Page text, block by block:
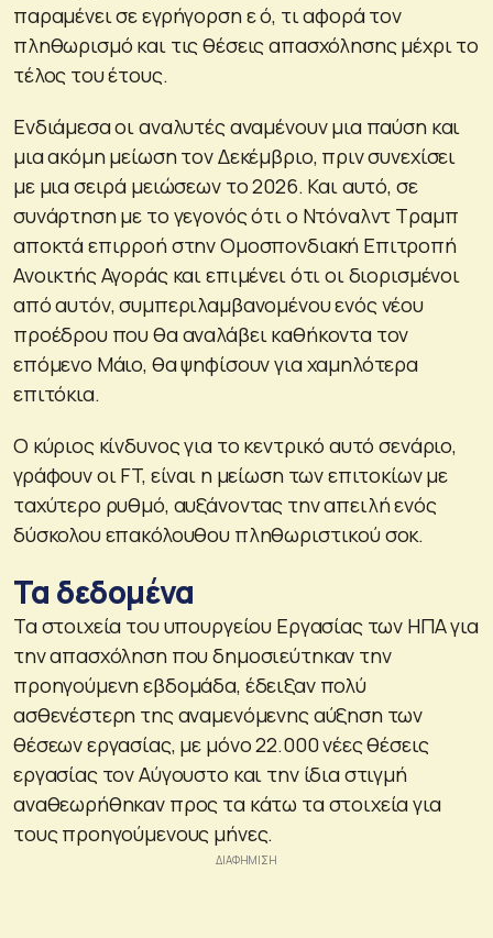
παραμένει σε εγρήγορση ε ό, τι αφορά τον
πληθωρισμό και τις θέσεις απασχόλησης μέχρι το
τέλος του έτους.
Ενδιάμεσα οι αναλυτές αναμένουν μια παύση και
μια ακόμη μείωση τον Δεκέμβριο, πριν συνεχίσει
με μια σειρά μειώσεων το 2026. Και αυτό, σε
συνάρτηση με το γεγονός ότι ο Ντόναλντ Τραμπ
αποκτά επιρροή στην Ομοσπονδιακή Επιτροπή
Ανοικτής Αγοράς και επιμένει ότι οι διορισμένοι
από αυτόν, συμπεριλαμβανομένου ενός νέου
προέδρου που θα αναλάβει καθήκοντα τον
επόμενο Μάιο, θα ψηφίσουν για χαμηλότερα
επιτόκια.
Ο κύριος κίνδυνος για το κεντρικό αυτό σενάριο,
γράφουν οι FT, είναι η μείωση των επιτοκίων με
ταχύτερο ρυθμό, αυξάνοντας την απειλή ενός
δύσκολου επακόλουθου πληθωριστικού σοκ.
Τα δεδομένα
Τα στοιχεία του υπουργείου Εργασίας των ΗΠΑ για
την απασχόληση που δημοσιεύτηκαν την
προηγούμενη εβδομάδα, έδειξαν πολύ
ασθενέστερη της αναμενόμενης αύξηση των
θέσεων εργασίας, με μόνο 22.000 νέες θέσεις
εργασίας τον Αύγουστο και την ίδια στιγμή
αναθεωρήθηκαν προς τα κάτω τα στοιχεία για
τους προηγούμενους μήνες.